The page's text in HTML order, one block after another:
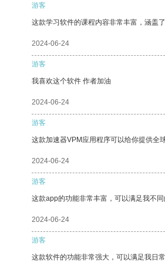
游客
这款学习软件的课程内容非常丰富，涵盖
2024-06-24
游客
我喜欢这个软件 作者加油
2024-06-24
游客
这款加速器VPM应用程序可以给你提供全
2024-06-24
游客
这款app的功能非常丰富，可以满足我不同
2024-06-24
游客
这款软件的功能非常强大，可以满足我日常